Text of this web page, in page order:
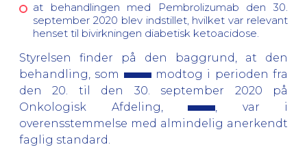
at behandlingen med Pembrolizumab den 30.
september 2020 blev indstillet, hvilket var relevant
henset til bivirkningen diabetisk ketoacidose.
Styrelsen finder på den baggrund, at den
behandling, som
modtog i perioden fra
den 20. til den 30. september 2020 på
Onkologisk Afdeling,
, var i
overensstemmelse med almindelig anerkendt
faglig standard.